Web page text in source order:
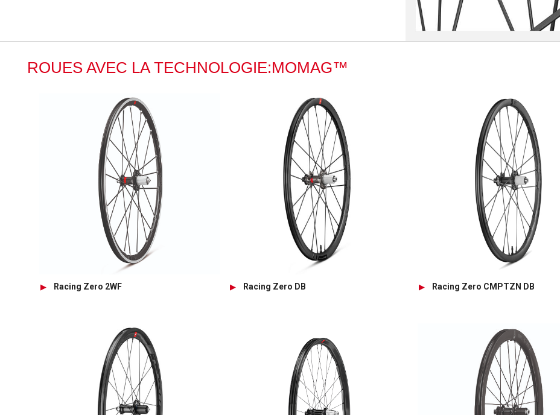
ROUES AVEC LA TECHNOLOGIE:MOMAG™
Racing Zero 2WF Racing Zero DB Racing Zero CMPTZN DB